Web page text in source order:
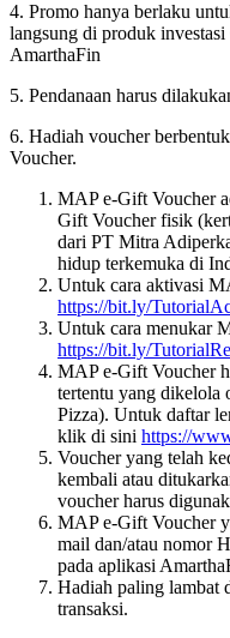
4. Promo hanya berlaku
langsung di produk
AmarthaFin
5. Pendanaan harus
6. Hadiah voucher
Voucher.
MAP e-Gift Voucher
Gift Voucher fisik
dari PT Mitra
hidup terkemuka di
Untuk cara aktivasi
https://bit.ly/
Untuk cara menukar
https://bit.ly/
MAP e-Gift Voucher
tertentu yang
Pizza). Untuk daftar
klik di sini https://
Voucher yang telah
kembali atau
voucher harus
MAP e-Gift Voucher
mail dan/atau nomor
pada aplikasi
Hadiah paling lambat
transaksi.